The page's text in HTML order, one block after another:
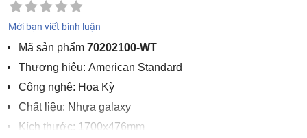
Mời bạn viết bình luận
Mã sản phẩm 70202100-WT
Thương hiệu: American Standard
Công nghệ: Hoa Kỳ
Chất liệu: Nhựa galaxy
Kích thước: 1700x476mm